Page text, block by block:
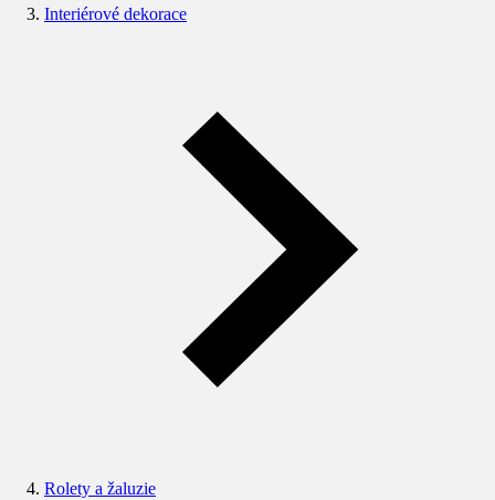
Interiérové dekorace
Rolety a žaluzie